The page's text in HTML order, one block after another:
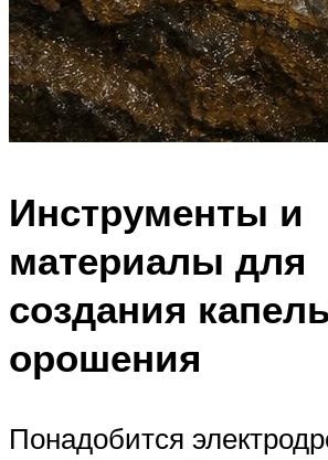
Инструменты и
материалы для
создания
орошения
Понадобится